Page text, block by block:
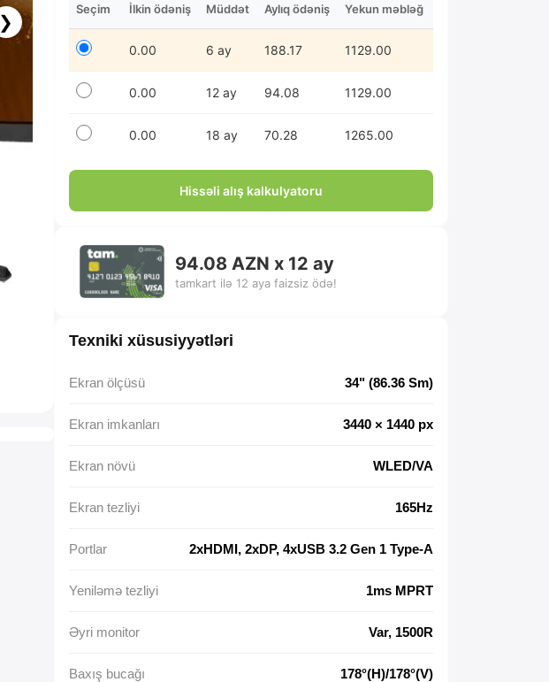
❯
Seçim İlkin ödəniş Müddət Aylıq ödəniş Yekun məbləğ
0.00 6 ay 188.17 1129.00
0.00 12 ay 94.08 1129.00
0.00 18 ay 70.28 1265.00
Hissəli alış kalkulyatoru
94.08 AZN x 12 ay
tamkart ilə 12 aya faizsiz ödə!
Texniki xüsusiyyətləri
Ekran ölçüsü 34" (86.36 Sm)
Ekran imkanları 3440 × 1440 px
Ekran növü WLED/VA
Ekran tezliyi 165Hz
Portlar 2xHDMI, 2xDP, 4xUSB 3.2 Gen 1 Type-A
Yeniləmə tezliyi 1ms MPRT
Əyri monitor Var, 1500R
Baxış bucağı 178°(H)/178°(V)